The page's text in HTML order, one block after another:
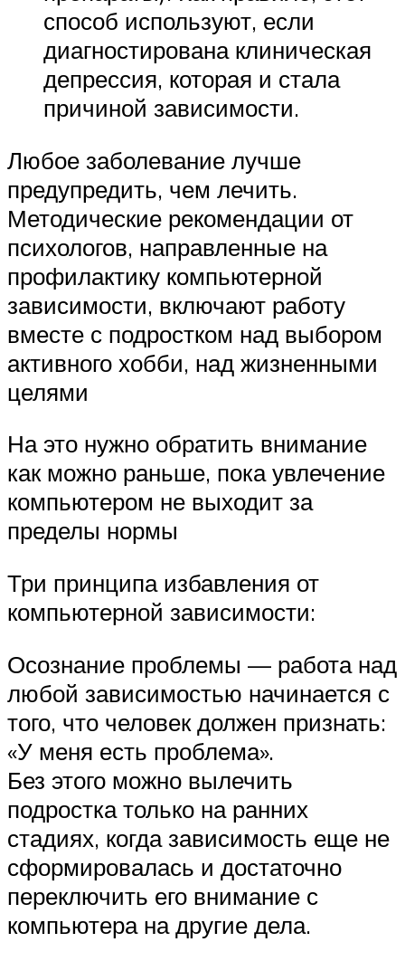
способ используют, если
диагностирована клиническая
депрессия, которая и стала
причиной зависимости.
Любое заболевание лучше
предупредить, чем лечить.
Методические рекомендации от
психологов, направленные на
профилактику компьютерной
зависимости, включают работу
вместе с подростком над выбором
активного хобби, над жизненными
целями
На это нужно обратить внимание
как можно раньше, пока увлечение
компьютером не выходит за
пределы нормы
Три принципа избавления от
компьютерной зависимости:
Осознание проблемы — работа над
любой зависимостью начинается с
того, что человек должен признать:
«У меня есть проблема».
Без этого можно вылечить
подростка только на ранних
стадиях, когда зависимость еще не
сформировалась и достаточно
переключить его внимание с
компьютера на другие дела.